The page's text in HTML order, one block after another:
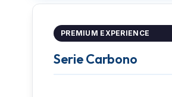
PREMIUM EXPERIENCE
Serie Carbono